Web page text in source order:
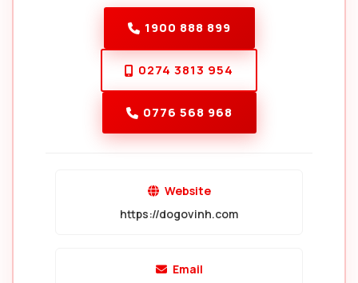
1900 888 899
0274 3813 954
0776 568 968
Website
https://dogovinh.com
Email